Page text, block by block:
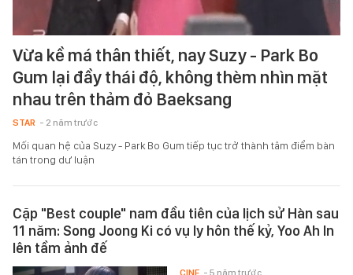
Vừa kề má thân thiết, nay Suzy - Park Bo
Gum lại đầy thái độ, không thèm nhìn mặt
nhau trên thảm đỏ Baeksang
STAR - 2 năm trước
Mối quan hệ của Suzy - Park Bo Gum tiếp tục trở thành tâm điểm bàn
tán trong dư luận
Cặp "Best couple" nam đầu tiên của lịch sử Hàn sau
11 năm: Song Joong Ki có vụ ly hôn thế kỷ, Yoo Ah In
lên tầm ảnh đế
CINE - 5 năm trước